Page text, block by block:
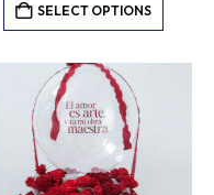
SELECT OPTIONS